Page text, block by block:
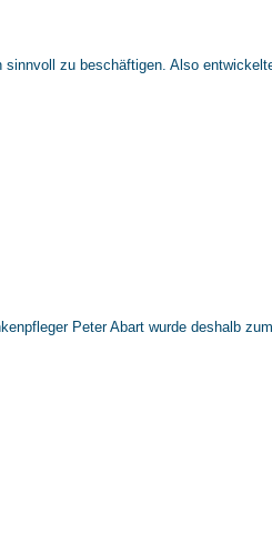
zu beschäftigen. Also
Peter Abart wurde deshalb